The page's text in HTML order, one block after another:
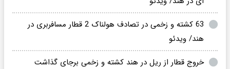
63 کشته و زخمی در تصادف هولناک 2 قطار مسافربری در
هند/ ویدئو
خروج قطار از ریل در هند کشته و زخمی برجای گذاشت